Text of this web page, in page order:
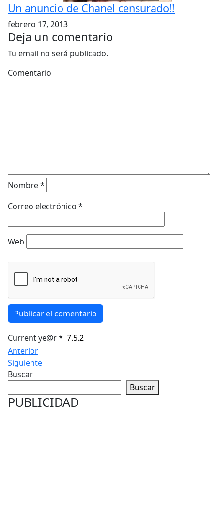
Un anuncio de Chanel censurado!!
febrero 17, 2013
Deja un comentario
Tu email no será publicado.
Comentario
Nombre*
Correo electrónico *
Web
Publicar el comentario
Current ye@r*
Anterior
Siguiente
Buscar
Buscar
PUBLICIDAD